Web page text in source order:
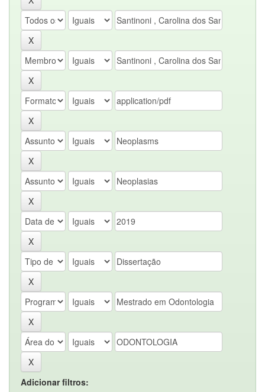
Adicionar filtros: